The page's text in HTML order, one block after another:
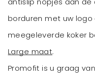
borduren met uw
meegeleverde koker
Large maat.
Promofit is u graag